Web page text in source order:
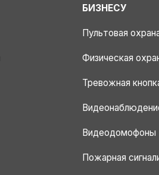
БИЗНЕСУ
Пультовая
Физическая
Тревожная
Видеодомофоны
Пожарная